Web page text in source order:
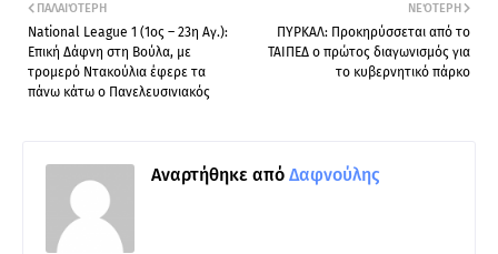
ΝΕΌΤΕΡΗ
ΠΥΡΚΑΛ: Προκηρύσσεται από το
ΤΑΙΠΕΔ ο πρώτος διαγωνισμός για
το κυβερνητικό πάρκο
ΠΑΛΑΙΌΤΕΡΗ
National League 1 (1ος – 23η Αγ.):
Επική Δάφνη στη Βούλα, με
τρομερό Ντακούλια έφερε τα
πάνω κάτω ο Πανελευσινιακός
Αναρτήθηκε από Δαφνούλης